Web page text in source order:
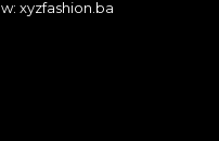
w: xyzfashion.ba